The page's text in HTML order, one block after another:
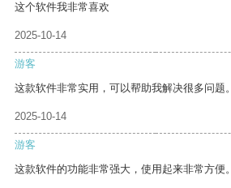
这个软件我非常喜欢
2025-10-14
游客
这款软件非常实用，可以帮助我解决很多问题。
2025-10-14
游客
这款软件的功能非常强大，使用起来非常方便。